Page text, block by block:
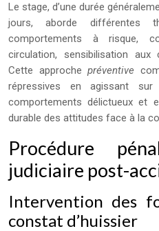
Le stage, d’une durée
jours, aborde différentes
comportements à risque,
circulation, sensibilisation aux
Cette approche préventive
répressives en agissant
comportements délictueux et
durable des attitudes face à la
Procédure
judiciaire post-
Intervention des
constat d’huissier